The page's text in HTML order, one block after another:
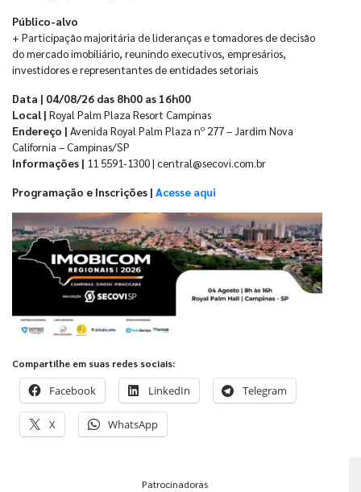
Público-alvo
+ Participação majoritária de lideranças e tomadores de decisão
do mercado imobiliário, reunindo executivos, empresários,
investidores e representantes de entidades setoriais
Data | 04/08/26 das 8h00 as 16h00
Local | Royal Palm Plaza Resort Campinas
Endereço | Avenida Royal Palm Plaza nº 277 – Jardim Nova
California – Campinas/SP
Informações | 11 5591-1300 | central@secovi.com.br
Programação e Inscrições | Acesse aqui
Compartilhe em suas redes sociais:
Facebook LinkedIn Telegram
X WhatsApp
Patrocinadoras